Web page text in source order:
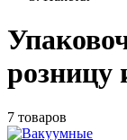
розницу
7 товаров